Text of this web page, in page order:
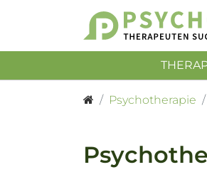
Psychotherapie